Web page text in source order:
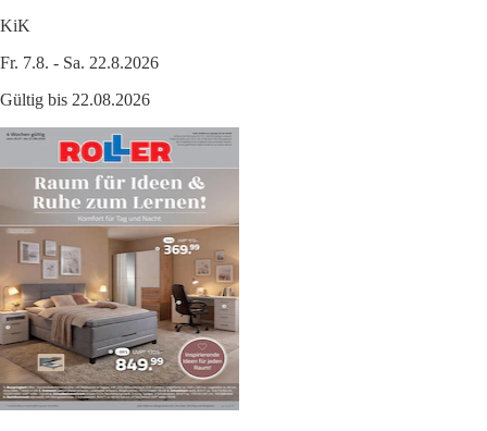
KiK
Fr. 7.8. - Sa. 22.8.2026
Gültig bis 22.08.2026